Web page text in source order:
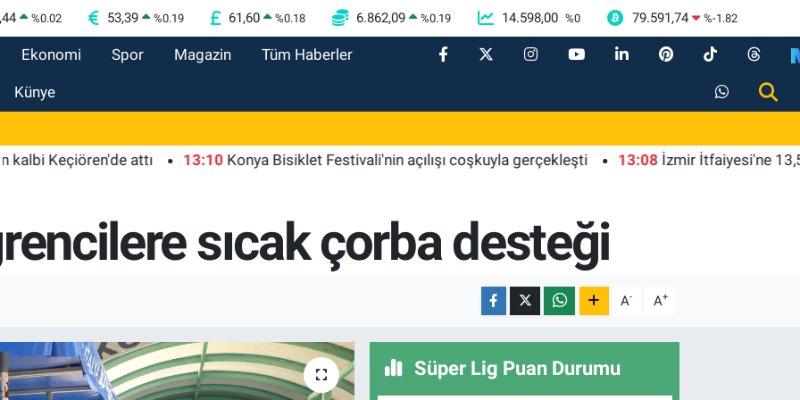
%0.02 53,39 %0.19 61,60 %0.18 6.862,09 %0.19 14.598,00 %0 79.591,74 %-1.82
Ekonomi Spor Magazin Tüm Haberler
Künye
Keçiören'de attı 13:10 Konya Bisiklet Festivali'nin açılışı coşkuyla gerçekleşti 13:08 İzmir İtfaiyesi'ne 13,5
sıcak çorba desteği
A- A+
Süper Lig Puan Durumu